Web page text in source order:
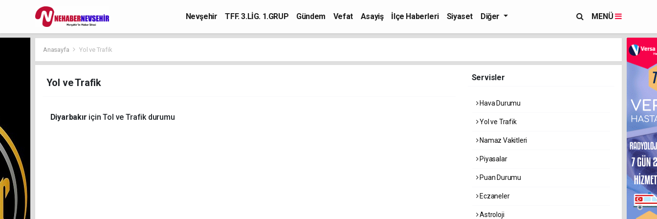
Nevşehir TFF. 3.LİG. 1.GRUP Gündem Vefat Asayiş İlçe Haberleri Siyaset Diğer MENÜ
Anasayfa Yol ve Trafik
Yol ve Trafik
Diyarbakır için Tol ve Trafik durumu
Servisler
Hava Durumu
Yol ve Trafik
Namaz Vakitleri
Piyasalar
Puan Durumu
Eczaneler
Astroloji